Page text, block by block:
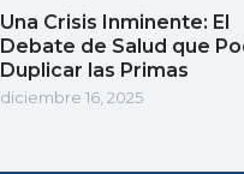
Una Crisis Inminente: El
Debate de Salud que
Duplicar las Primas
diciembre 16, 2025